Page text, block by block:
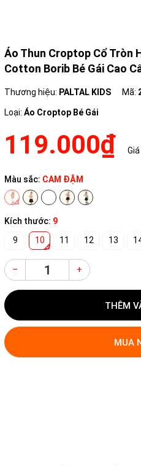
Áo Thun Croptop Cổ Tròn
Cotton Borib Bé Gái Cao
Thương hiệu: PALTAL KIDS Mã:
Loại: Áo Croptop Bé Gái
119.000₫
Màu sắc: CAM ĐẬM
Kích thước: 9
9
10 11 12 13
– +
THÊM
MUA